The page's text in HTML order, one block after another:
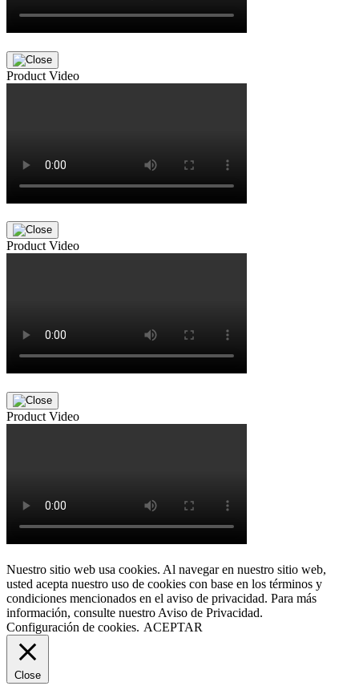
Product Video
Product Video
Product Video
Nuestro sitio web usa cookies. Al navegar en nuestro sitio web,
usted acepta nuestro uso de cookies con base en los términos y
condiciones mencionados en el aviso de privacidad. Para más
información, consulte nuestro Aviso de Privacidad.
Configuración de cookies. ACEPTAR
Close